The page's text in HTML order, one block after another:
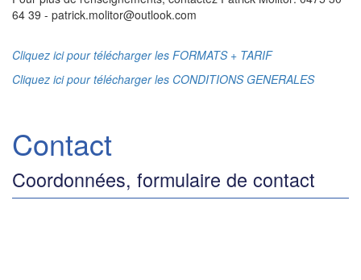
64 39 - patrick.molitor@outlook.com
Cliquez ici pour télécharger les FORMATS + TARIF
Cliquez ici pour télécharger les CONDITIONS GENERALES
Contact
Coordonnées, formulaire de contact